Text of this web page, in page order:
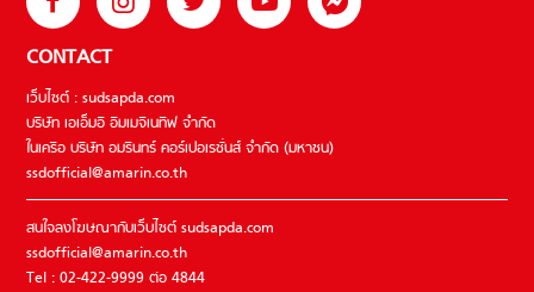
CONTACT
เว็บไซต์ : sudsapda.com
บริษัท เอเอ็มอี อิมเมจิเนทีฟ จำกัด
ในเครือ บริษัท อมรินทร์ คอร์เปอเรชั่นส์ จำกัด (มหาชน)
ssdofficial@amarin.co.th
สนใจลงโฆษณากับเว็บไซต์ sudsapda.com
ssdofficial@amarin.co.th
Tel : 02-422-9999 ต่อ 4844